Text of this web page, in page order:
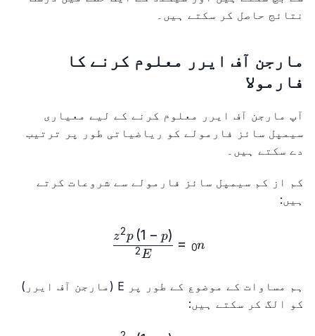
نتائج حاصل کر سکتے ہیں۔
مارجن آف ایرر معلوم کرنے کا
فارمولا
آپ مارجن آف ایرر معلوم کرنے کے لیے معیاری
سیمپل سائز فارمولے کو ریاضیاتی طور پر ترتیب
دے سکتے ہیں۔
کم از کم سیمپل سائز فارمولے سے شروعات کرتے
ہیں:
p\right)}{E^2}
n
0
=
E
2
z2p (1 − p)
ہم مساوات کے موضوع کے طور پر E (مارجن آف ایرر)
کو الگ کر سکتے ہیں: